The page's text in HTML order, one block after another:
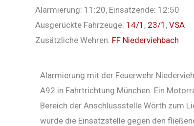
Alarmierung: 11:20, Einsatzende: 12:50
Ausgerückte Fahrzeuge: 14/1 , 23/1 , VSA
Zusätzliche Wehren: FF Niederviehbach
Alarmierung mit der Feuerwehr
A92 in Fahrtrichtung München. Ein
Bereich der Anschlussstelle Wörth zum
wurde die Einsatzstelle gegen den